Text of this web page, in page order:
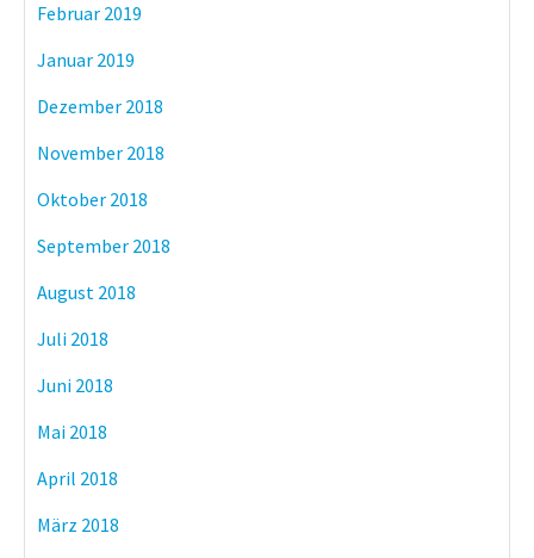
Februar 2019
Januar 2019
Dezember 2018
November 2018
Oktober 2018
September 2018
August 2018
Juli 2018
Juni 2018
Mai 2018
April 2018
März 2018